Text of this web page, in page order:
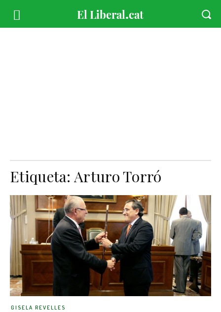
Etiqueta:Arturo Torró
GISELA REVELLES